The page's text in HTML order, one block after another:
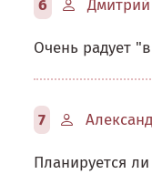
6 Дмитрий
Очень радует
7
Планируется